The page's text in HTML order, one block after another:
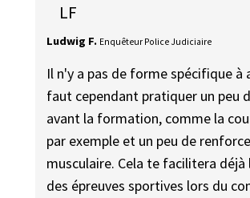
LF
Ludwig F. Enquêteur Police Judiciaire
Il n'y a pas de forme spécifique à
faut cependant pratiquer un peu
avant la formation, comme la
par exemple et un peu de
musculaire. Cela te facilitera déjà
des épreuves sportives lors du